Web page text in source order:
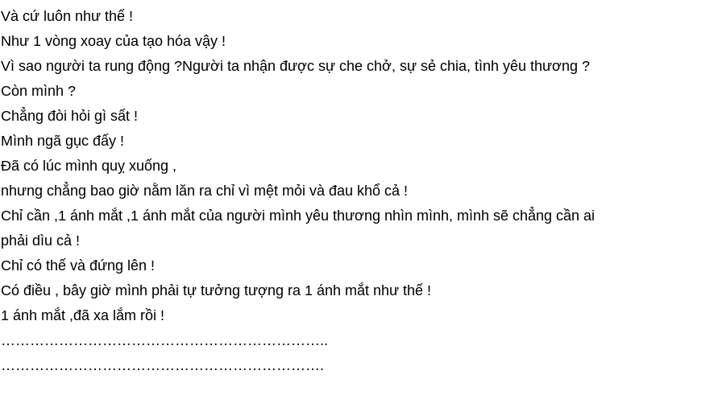
Và cứ luôn như thế !
Như 1 vòng xoay của tạo hóa vậy !
Vì sao người ta rung động ?Người ta nhận được sự che chở, sự sẻ chia, tình yêu thương ?
Còn mình ?
Chẳng đòi hỏi gì sất !
Mình ngã gục đấy !
Đã có lúc mình quỵ xuống ,
nhưng chẳng bao giờ nằm lăn ra chỉ vì mệt mỏi và đau khổ cả !
Chỉ cần ,1 ánh mắt ,1 ánh mắt của người mình yêu thương nhìn mình, mình sẽ chẳng cần ai
phải dìu cả !
Chỉ có thế và đứng lên !
Có điều , bây giờ mình phải tự tưởng tượng ra 1 ánh mắt như thế !
1 ánh mắt ,đã xa lắm rồi !
…………………………………………………………..
………………………………………………………….